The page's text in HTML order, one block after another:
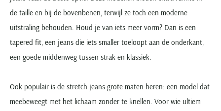
de taille en bij de bovenbenen, terwijl ze toch een moderne
uitstraling behouden. Houd je van iets meer vorm? Dan is een
tapered fit, een jeans die iets smaller toeloopt aan de onderkant,
een goede middenweg tussen strak en klassiek.
Ook populair is de stretch jeans grote maten heren: een model dat
meebeweegt met het lichaam zonder te knellen. Voor wie ultiem